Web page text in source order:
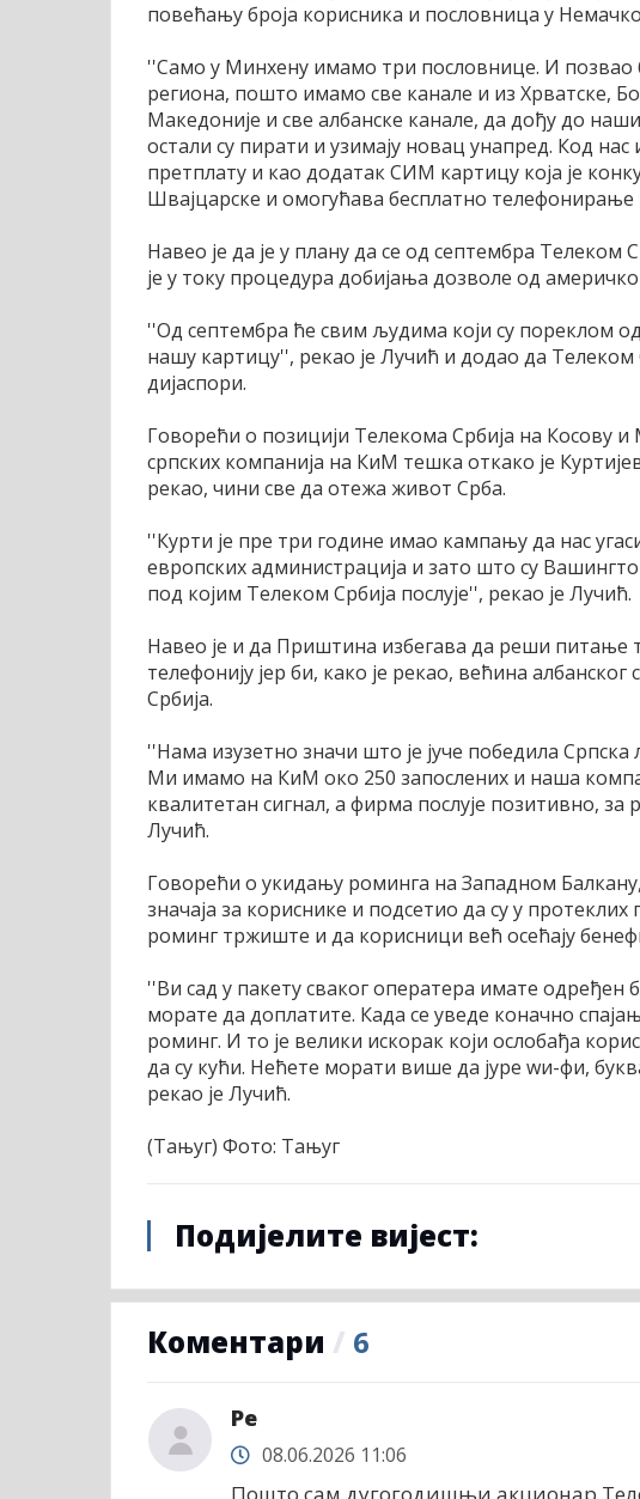
повећању броја корисника и пословница у
''Само у Минхену имамо три пословнице. И позвао
региона, пошто имамо све канале и из Хрватске,
Македоније и све албанске канале, да дођу до
остали су пирати и узимају новац унапред. Код нас
претплату и као додатак СИМ картицу која је
Швајцарске и омогућава бесплатно
Навео је да је у плану да се од септембра
је у току процедура добијања дозволе од
''Од септембра ће свим људима који су пореклом
нашу картицу'', рекао је Лучић и додао да
дијаспори.
Говорећи о позицији Телекома Србија на Косову и
српских компанија на КиМ тешка откако је
рекао, чини све да отежа живот Срба.
''Курти је пре три године имао кампању да нас
европских администрација и зато што су
под којим Телеком Србија послује'', рекао је Лучић.
Навео је и да Приштина избегава да реши питање
телефонију јер би, како је рекао, већина
Србија.
''Нама изузетно значи што је јуче победила Српска
Ми имамо на КиМ око 250 запослених и наша
квалитетан сигнал, а фирма послује позитивно,
Лучић.
Говорећи о укидању роминга на Западном
значаја за кориснике и подсетио да су у
роминг тржиште и да корисници већ осећају
''Ви сад у пакету сваког оператера имате одређен
морате да доплатите. Када се уведе коначно
роминг. И то је велики искорак који ослобађа
да су кући. Нећете морати више да јуре wи-фи,
рекао је Лучић.
(Тањуг) Фото: Тањуг
Подијелите вијест:
Коментари / 6
Ре
08.06.2026 11:06